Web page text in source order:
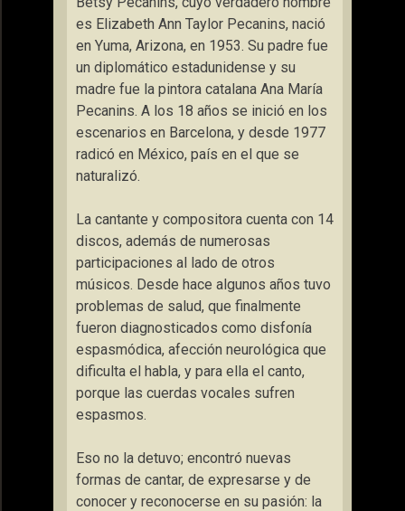
es Elizabeth Ann Taylor Pecanins, nació
en Yuma, Arizona, en 1953. Su padre fue
un diplomático estadunidense y su
madre fue la pintora catalana Ana María
Pecanins. A los 18 años se inició en los
escenarios en Barcelona, y desde 1977
radicó en México, país en el que se
naturalizó.
La cantante y compositora cuenta con 14
discos, además de numerosas
participaciones al lado de otros
músicos. Desde hace algunos años tuvo
problemas de salud, que finalmente
fueron diagnosticados como disfonía
espasmódica, afección neurológica que
dificulta el habla, y para ella el canto,
porque las cuerdas vocales sufren
espasmos.
Eso no la detuvo; encontró nuevas
formas de cantar, de expresarse y de
conocer y reconocerse en su pasión: la